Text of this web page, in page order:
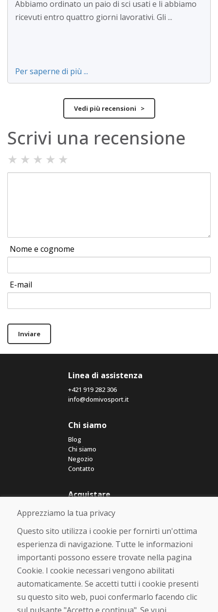
Abbiamo ordinato un paio di sci usati e li abbiamo
ricevuti entro quattro giorni lavorativi. Gli ...
Per saperne di più ...
Vedi più recensioni >
Scrivi una recensione
★ ★ ★ ★ ★
Nome e cognome
E-mail
Inviare
Linea di assistenza
+421 919 282 306
info@domivosport.it
Chi siamo
Blog
Chi siamo
Negozio
Contatto
Acquistare
Negozio online
Termini e condizioni commerciali
Spedizione e pagamento
Reso e cambio merce
Protezione dei dati personali
Cookies
Verificato dai clienti
Apprezziamo la tua privacy
Questo sito utilizza i cookie per fornirti un'ottima
esperienza di navigazione. Tutte le informazioni
importanti possono essere trovate nella pagina
Cookie. I cookie necessari vengono abilitati
automaticamente. Se accetti tutti i cookie presenti
su questo sito web, puoi confermarlo facendo clic